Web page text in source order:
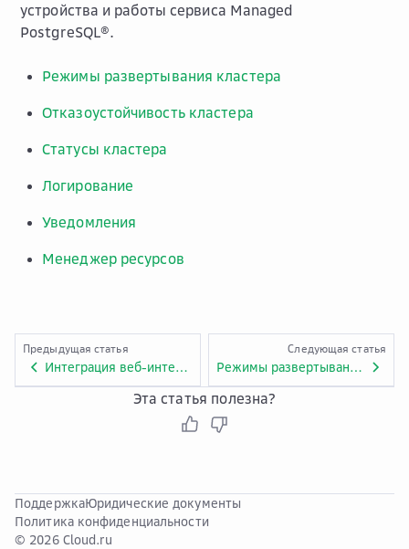
устройства и работы сервиса Managed
PostgreSQL®.
Режимы развертывания кластера
Отказоустойчивость кластера
Статусы кластера
Логирование
Уведомления
Менеджер ресурсов
Предыдущая статья
Интеграция веб-интерфейса инструмента SQL-аналитики Wren AI с Foundation Models
Следующая статья
Режимы развертывания кластера
Эта статья полезна?
ПоддержкаЮридические документы
Политика конфиденциальности
© 2026 Cloud.ru